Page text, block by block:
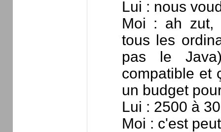
Lui : nous
Moi : ah zut,
tous les
pas le
compatible et
un budget
Lui : 2500 à
Moi : c'est